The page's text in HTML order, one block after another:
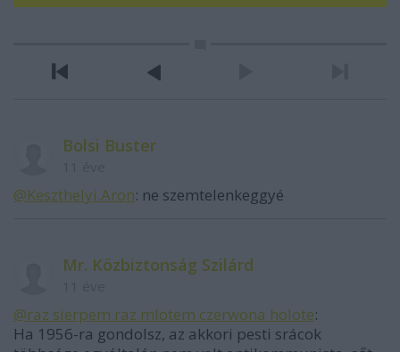
Bolsi Buster
@Keszthelyi.Aron: ne szemtelenkeggyé
Mr. Közbiztonság Szilárd
@raz sierpem raz mlotem czerwona holote:
Ha 1956-ra gondolsz, az akkori pesti srácok